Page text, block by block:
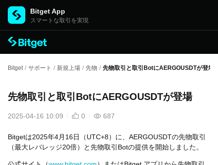
Bitget App
スマートな取引を実現
Bitget / サポート / 新規上場 / 先物 / 先物取引と取引BotにAERGOUSDTが登場
先物取引と取引BotにAERGOUSDTが登場
2025-04-16 10:09 0 687
Bitgetは2025年4月16日（UTC+8）に、AERGOUSDTの先物取引
（最大レバレッジ20倍）と先物取引Botの提供を開始しました。